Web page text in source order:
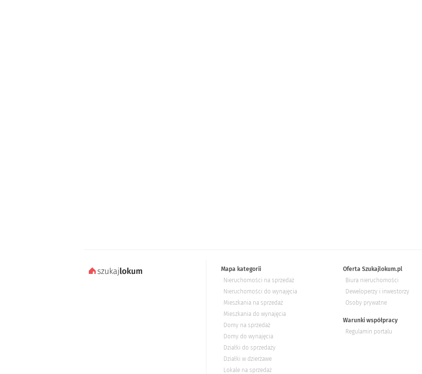
Mapa kategorii
Nieruchomości na sprzedaż
Nieruchomości do wynajęcia
Mieszkania na sprzedaż
Mieszkania do wynajęcia
Domy na sprzedaż
Domy do wynajęcia
Działki do sprzedaży
Działki w dzierżawe
Lokale na sprzedaż
Oferta Szukajlokum.pl
Biura nieruchomości
Deweloperzy i inwestorzy
Osoby prywatne
Warunki współpracy
Regulamin portalu